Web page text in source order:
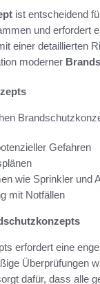
ist entscheidend
und erfordert
einer detaillierten
moderner
Gefahren
wie Sprinkler und
mit Notfällen
erfordert eine
Überprüfungen
dafür, dass alle